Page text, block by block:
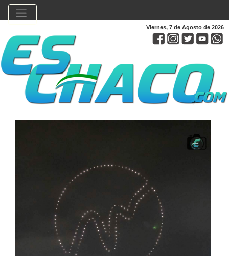
Viernes, 7 de Agosto de 2026